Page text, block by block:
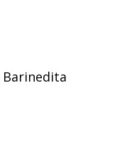
Barinedita